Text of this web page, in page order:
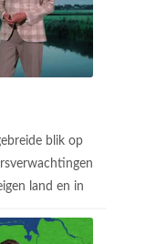
blik op
land en in